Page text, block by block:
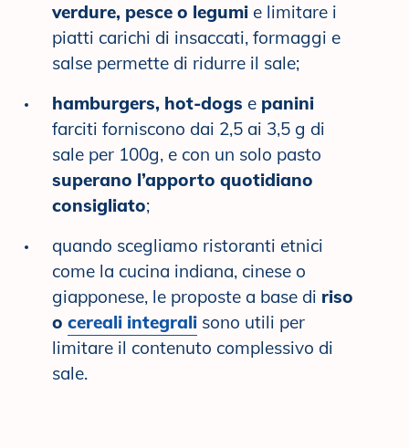
verdure, pesce o legumie limitare i
piatti carichi di insaccati, formaggi e
salse permette di ridurre il sale;
hamburgers, hot-dogs epanini
farciti forniscono dai 2,5 ai 3,5 g di
sale per 100g, e con un solo pasto
superano l’apporto quotidiano
consigliato;
quando scegliamo ristoranti etnici
come la cucina indiana, cinese o
giapponese, le proposte a base di riso
o cereali integralisono utili per
limitare il contenuto complessivo di
sale.